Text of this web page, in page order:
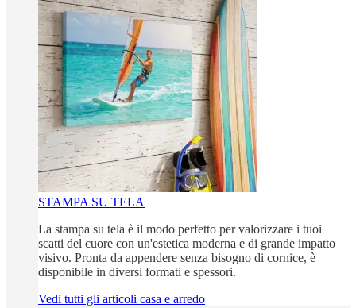
STAMPA SU TELA
La stampa su tela è il modo perfetto per valorizzare i tuoi
scatti del cuore con un'estetica moderna e di grande impatto
visivo. Pronta da appendere senza bisogno di cornice, è
disponibile in diversi formati e spessori.
Vedi tutti gli articoli casa e arredo